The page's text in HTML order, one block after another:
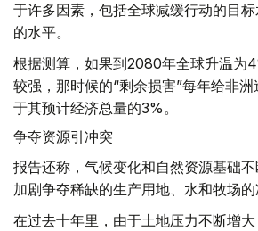
于许多因素，包括全球减缓行动的目
的水平。
根据测算，如果到2080年全球升温为
较强，那时候的“剩余损害”每年给非
于其预计经济总量的3%。
争夺资源引冲突
报告还称，气候变化和自然资源基础
加剧争夺稀缺的生产用地、水和牧场的
在过去十年里，由于土地压力不断增